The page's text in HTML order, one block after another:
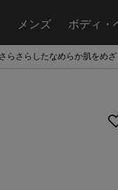
メンズ ボディ・
さらさらしたなめらか肌をめざ